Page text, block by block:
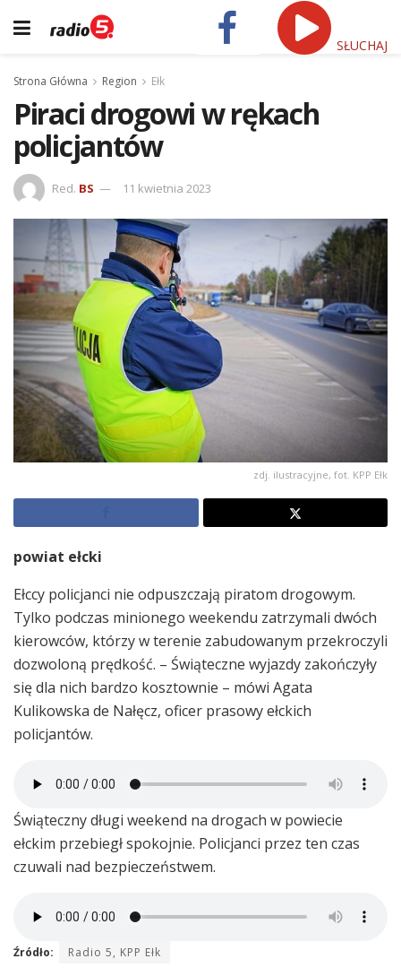
SŁUCHAJ
Strona Główna Region Ełk
Piraci drogowi w rękach
policjantów
Red. BS 11 kwietnia 2023
zdj. ilustracyjne, fot. KPP Ełk
powiat ełcki
Ełccy policjanci nie odpuszczają piratom drogowym.
Tylko podczas minionego weekendu zatrzymali dwóch
kierowców, którzy w terenie zabudowanym przekroczyli
dozwoloną prędkość. – Świąteczne wyjazdy zakończyły
się dla nich bardzo kosztownie – mówi Agata
Kulikowska de Nałęcz, oficer prasowy ełckich
policjantów.
Świąteczny długi weekend na drogach w powiecie
ełckim przebiegł spokojnie. Policjanci przez ten czas
czuwali nad bezpieczeństwem.
Źródło: Radio 5, KPP Ełk